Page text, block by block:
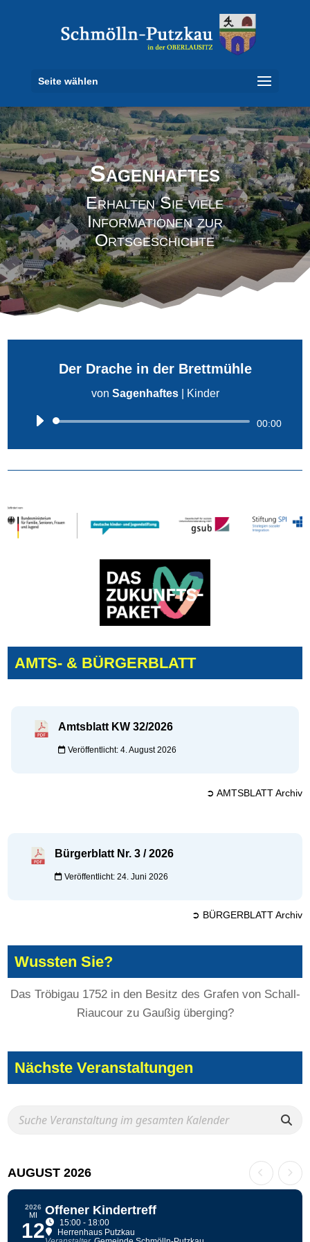
Seite wählen
Sagenhaftes
Erhalten Sie viele
Informationen zur
Ortsgeschichte
Der Drache in der Brettmühle
von Sagenhaftes| Kinder
Audio-
00:00
AMTS- & BÜRGERBLATT
Amtsblatt KW 32/2026
Veröffentlicht: 4. August 2026
➲ AMTSBLATT Archiv
Bürgerblatt Nr. 3 / 2026
Veröffentlicht: 24. Juni 2026
➲ BÜRGERBLATT Archiv
Wussten Sie?
Das Tröbigau 1752 in den Besitz des Grafen von Schall-
Riaucour zu Gaußig überging?
Nächste Veranstaltungen
AUGUST 2026
2026
MI
12
Offener Kindertreff
15:00 - 18:00
Herrenhaus Putzkau